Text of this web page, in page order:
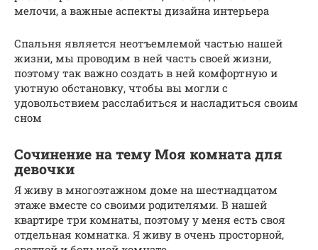
мелочи, а важные аспекты дизайна интерьера
Спальня является неотъемлемой частью нашей
жизни, мы проводим в ней часть своей жизни,
поэтому так важно создать в ней комфортную и
уютную обстановку, чтобы вы могли с
удовольствием расслабиться и насладиться своим
сном
Сочинение на тему Моя комната для
девочки
Я живу в многоэтажном доме на шестнадцатом
этаже вместе со своими родителями. В нашей
квартире три комнаты, поэтому у меня есть своя
отдельная комнатка. Я живу в очень просторной,